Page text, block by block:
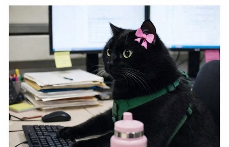
Die Legende von Bagger Vance...
Anzeige